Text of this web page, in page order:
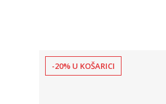
-20% U KOŠARICI